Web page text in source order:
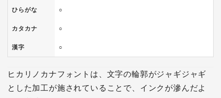
ひらがな ○
カタカナ ○
漢字 ○
ヒカリノカナフォントは、文字の輪郭がジャギジャギ
とした加工が施されていることで、インクが滲んだよ